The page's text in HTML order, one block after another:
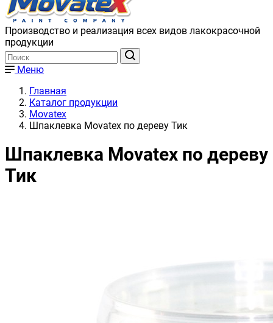
Производство и реализация всех видов лакокрасочной
продукции
Меню
Главная
Каталог продукции
Movatex
Шпаклевка Movatex по дереву Тик
Шпаклевка Movatex по дереву
Тик